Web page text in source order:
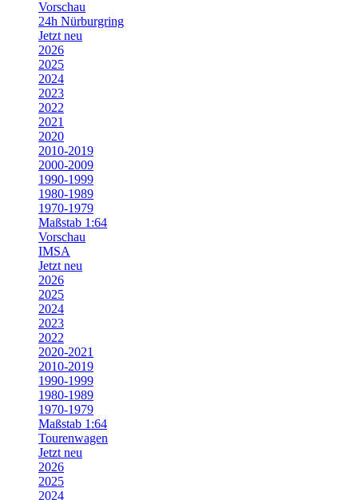
Vorschau
24h Nürburgring
Jetzt neu
2026
2025
2024
2023
2022
2021
2020
2010-2019
2000-2009
1990-1999
1980-1989
1970-1979
Maßstab 1:64
Vorschau
IMSA
Jetzt neu
2026
2025
2024
2023
2022
2020-2021
2010-2019
1990-1999
1980-1989
1970-1979
Maßstab 1:64
Tourenwagen
Jetzt neu
2026
2025
2024